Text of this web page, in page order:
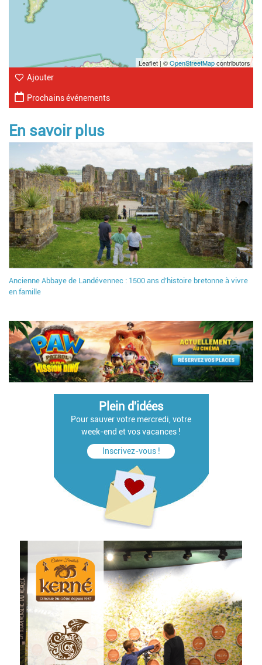
Leaflet | ©OpenStreetMapcontributors
Ajouter
Prochains événements
En savoir plus
Ancienne Abbaye de Landévennec : 1500 ans d’histoire bretonne à vivre
en famille
Plein d'idées
Pour sauver votre mercredi, votre
week-end et vos vacances !
Inscrivez-vous !